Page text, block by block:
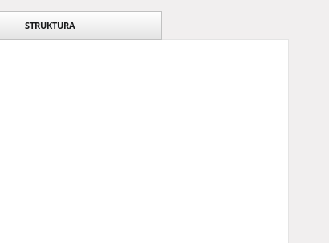
STRUKTURA